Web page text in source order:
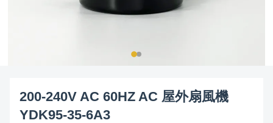
200-240V AC 60HZ AC 屋外扇風機
YDK95-35-6A3